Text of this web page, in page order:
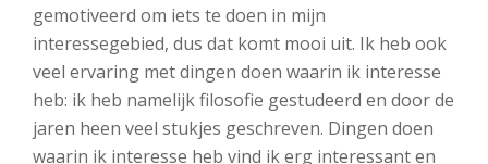
gemotiveerd om iets te doen in mijn
interessegebied, dus dat komt mooi uit. Ik heb ook
veel ervaring met dingen doen waarin ik interesse
heb: ik heb namelijk filosofie gestudeerd en door de
jaren heen veel stukjes geschreven. Dingen doen
waarin ik interesse heb vind ik erg interessant en